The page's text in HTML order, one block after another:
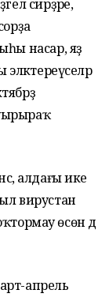
сирҙәре,
насар, яҙ
алдағы ике
вирустан
өсөн дә
апрель